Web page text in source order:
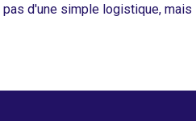
d'une simple logistique, mais